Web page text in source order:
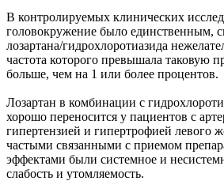
В контролируемых клинических
головокружение было единственным,
лозартана/гидрохлоротиазида
частота которого превышала таковую
больше, чем на 1 или более процентов.
Лозартан в комбинации с
хорошо переносится у пациентов с
гипертензией и гипертрофией левого
частыми связанными с приемом
эффектами были системное и
слабость и утомляемость.